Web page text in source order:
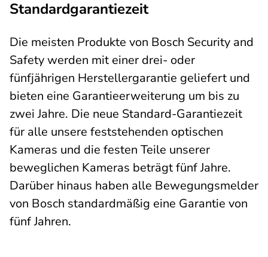
Standardgarantiezeit
Die meisten Produkte von Bosch Security and
Safety werden mit einer drei- oder
fünfjährigen Herstellergarantie geliefert und
bieten eine Garantieerweiterung um bis zu
zwei Jahre. Die neue Standard-Garantiezeit
für alle unsere feststehenden optischen
Kameras und die festen Teile unserer
beweglichen Kameras beträgt fünf Jahre.
Darüber hinaus haben alle Bewegungsmelder
von Bosch standardmäßig eine Garantie von
fünf Jahren.